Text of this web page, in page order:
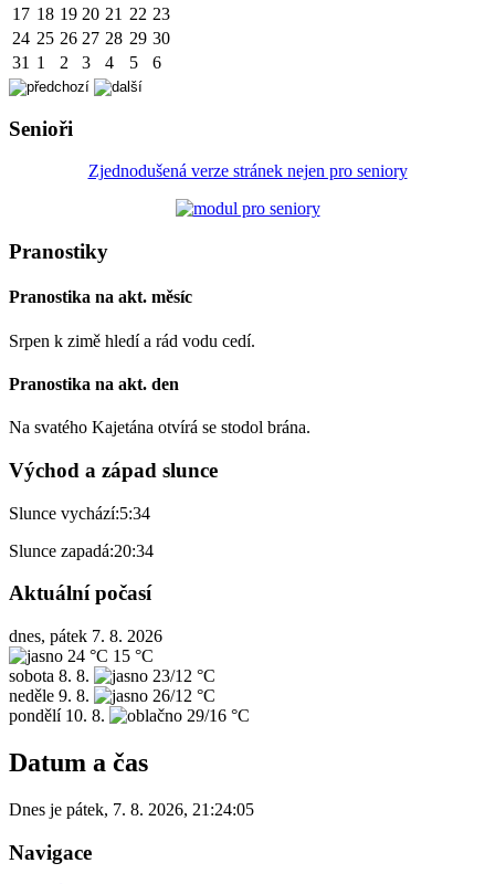
17 18 19 20 21 22 23
24 25 26 27 28 29 30
31 1 2 3 4 5 6
Senioři
Zjednodušená verze stránek nejen pro seniory
Pranostiky
Pranostika na akt. měsíc
Srpen k zimě hledí a rád vodu cedí.
Pranostika na akt. den
Na svatého Kajetána otvírá se stodol brána.
Východ a západ slunce
Slunce vychází:5:34
Slunce zapadá:20:34
Aktuální počasí
dnes, pátek 7. 8. 2026
24 °C 15 °C
sobota 8. 8.
23/12 °C
neděle 9. 8.
26/12 °C
pondělí 10. 8. 29/16 °C
Datum a čas
Dnes je pátek, 7. 8. 2026, 21:24:05
Navigace